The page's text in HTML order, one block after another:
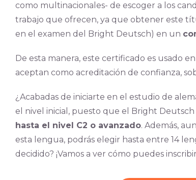
como multinacionales- de escoger a los
trabajo que ofrecen, ya que obtener este
en el examen del Bright Deutsch) en un
De esta manera, este certificado es usado
aceptan como acreditación de confianza,
¿Acabadas de iniciarte en el estudio de
el nivel inicial, puesto que el Bright
hasta el nivel C2 o avanzado. Además,
esta lengua, podrás elegir hasta entre 14
decidido? ¡Vamos a ver cómo puedes